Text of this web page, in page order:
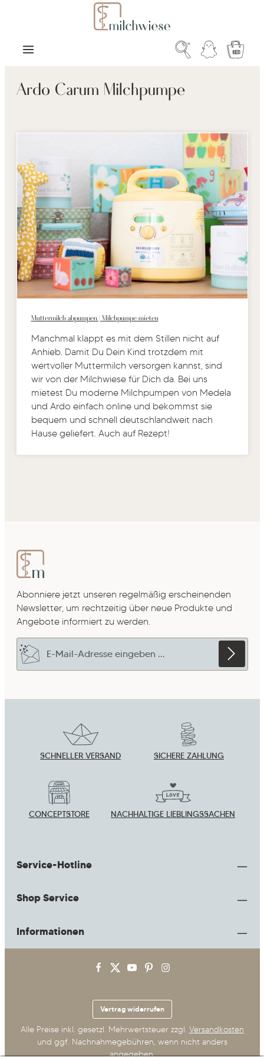
Zum Hauptinhalt springen
Ardo Carum Milchpumpe
Muttermilch abpumpen | Milchpumpe mieten
Manchmal klappt es mit dem Stillen nicht auf
Anhieb. Damit Du Dein Kind trotzdem mit
wertvoller Muttermilch versorgen kannst, sind
wir von der Milchwiese für Dich da. Bei uns
mietest Du moderne Milchpumpen von Medela
und Ardo einfach online und bekommst sie
bequem und schnell deutschlandweit nach
Hause geliefert. Auch auf Rezept!
Abonniere jetzt unseren regelmäßig erscheinenden
Newsletter, um rechtzeitig über neue Produkte und
Angebote informiert zu werden.
E-Mail-Adresse*
AGBgelesen und
bin mit ihnen einverstanden.
Zeichen ein*
SCHNELLER VERSAND SICHERE ZAHLUNG
CONCEPTSTORE NACHHALTIGE LIEBLINGSSACHEN
Service-Hotline
Shop Service
Informationen
Vertrag widerrufen
Alle Preise inkl. gesetzl. Mehrwertsteuer zzgl. Versandkosten
und ggf. Nachnahmegebühren, wenn nicht anders
angegeben.